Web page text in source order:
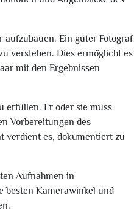
aufzubauen. Ein guter Fotograf
verstehen. Dies ermöglicht es
mit den Ergebnissen
erfüllen. Er oder sie muss
Vorbereitungen des
verdient es, dokumentiert zu
Aufnahmen in
besten Kamerawinkel und